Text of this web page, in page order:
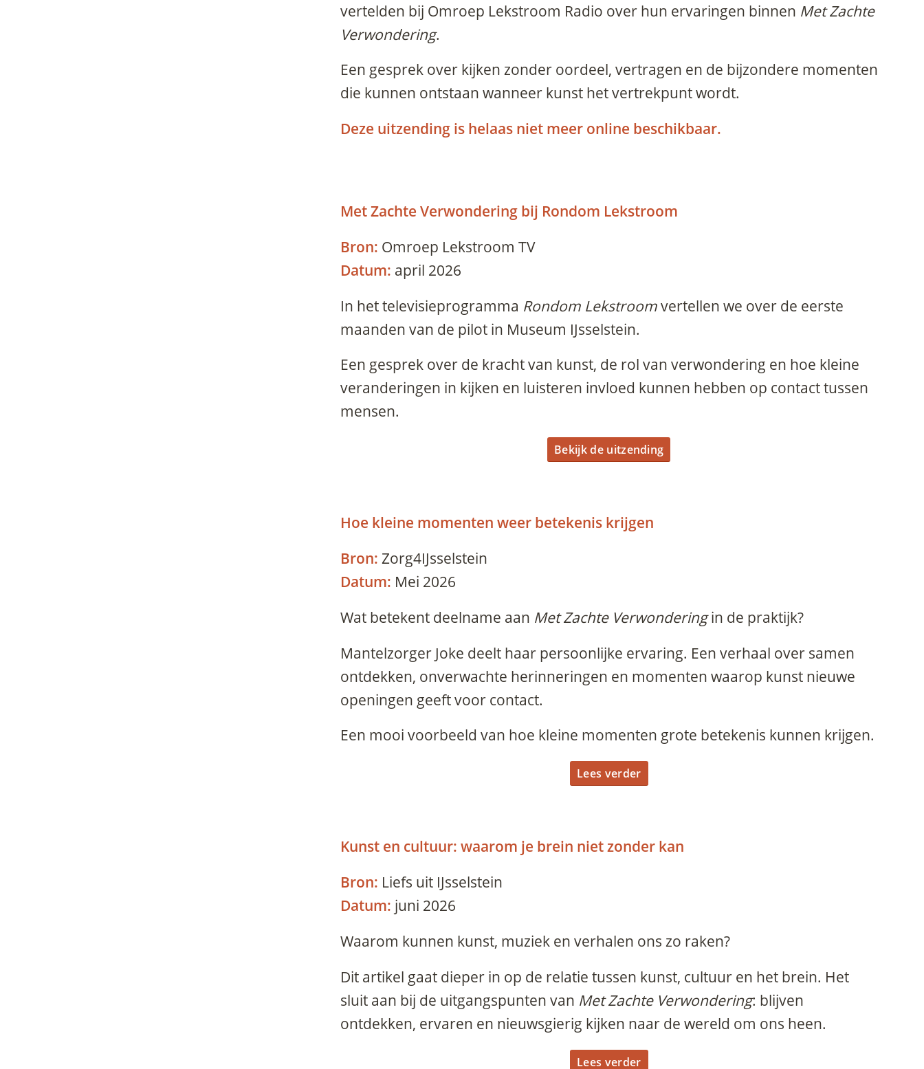
vertelden bij Omroep Lekstroom Radio over hun ervaringen binnen Met Zachte
Verwondering.
Een gesprek over kijken zonder oordeel, vertragen en de bijzondere momenten
die kunnen ontstaan wanneer kunst het vertrekpunt wordt.
Deze uitzending is helaas niet meer online beschikbaar.
Met Zachte Verwondering bij Rondom Lekstroom
Bron: Omroep Lekstroom TV
Datum: april 2026
In het televisieprogramma Rondom Lekstroomvertellen we over de eerste
maanden van de pilot in Museum IJsselstein.
Een gesprek over de kracht van kunst, de rol van verwondering en hoe kleine
veranderingen in kijken en luisteren invloed kunnen hebben op contact tussen
mensen.
Bekijk de uitzending
Hoe kleine momenten weer betekenis krijgen
Bron: Zorg4IJsselstein
Datum: Mei 2026
Wat betekent deelname aan Met Zachte Verwonderingin de praktijk?
Mantelzorger Joke deelt haar persoonlijke ervaring. Een verhaal over samen
ontdekken, onverwachte herinneringen en momenten waarop kunst nieuwe
openingen geeft voor contact.
Een mooi voorbeeld van hoe kleine momenten grote betekenis kunnen krijgen.
Lees verder
Kunst en cultuur: waarom je brein niet zonder kan
Bron: Liefs uit IJsselstein
Datum: juni 2026
Waarom kunnen kunst, muziek en verhalen ons zo raken?
Dit artikel gaat dieper in op de relatie tussen kunst, cultuur en het brein. Het
sluit aan bij de uitgangspunten van Met Zachte Verwondering: blijven
ontdekken, ervaren en nieuwsgierig kijken naar de wereld om ons heen.
Lees verder